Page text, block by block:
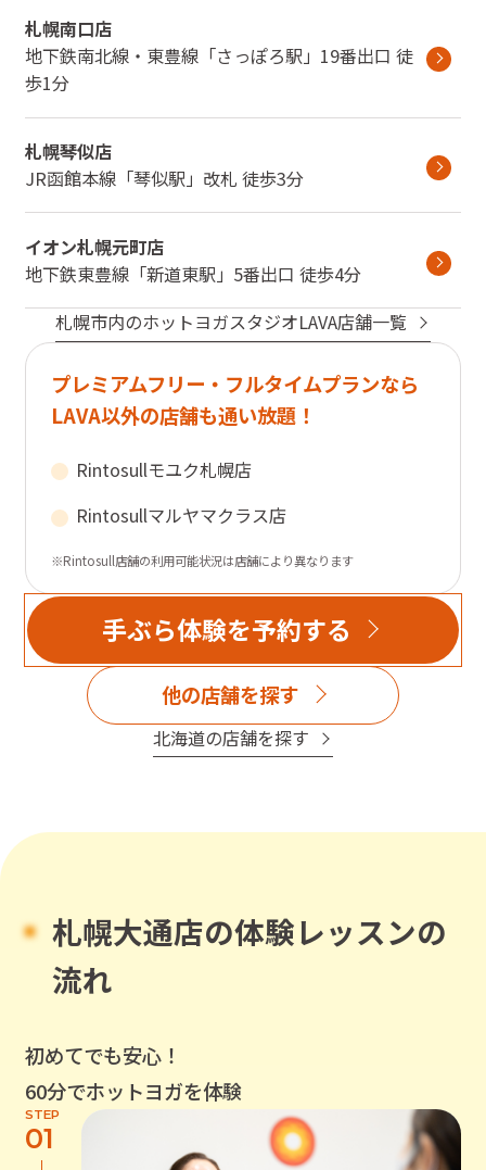
札幌南口店
地下鉄南北線・東豊線「さっぽろ駅」 19番出口 徒
歩1分
札幌琴似店
JR函館本線「琴似駅」 改札 徒歩3分
イオン札幌元町店
地下鉄東豊線「新道東駅」 5番出口 徒歩4分
札幌市内のホットヨガスタジオLAVA店舗一覧
プレミアムフリー・フルタイムプランなら
LAVA以外の店舗も通い放題！
Rintosullモユク札幌店
Rintosullマルヤマクラス店
※Rintosull店舗の利用可能状況は店舗により異なります
手ぶら体験を予約する
他の店舗を探す
北海道の店舗を探す
札幌大通店の体験レッスンの
流れ
初めてでも安心！
60分でホットヨガを体験
STEP
01